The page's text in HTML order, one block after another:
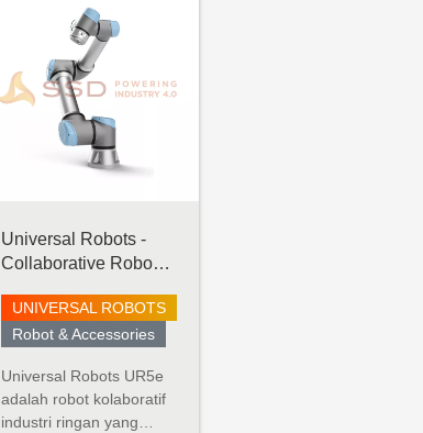
Universal Robots -
Collaborative Robot -
UNIVERSAL ROBOTS
Robot & Accessories
Universal Robots UR5e
adalah robot kolaboratif
industri ringan yang